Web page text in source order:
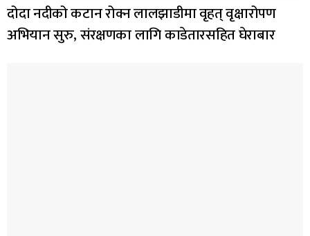
दोदा नदीको कटान रोक्न लालझाडीमा वृहत् वृक्षारोपण
अभियान सुरु, संरक्षणका लागि काडेतारसहित घेराबार